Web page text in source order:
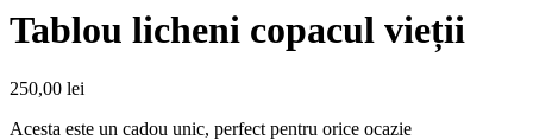
Tablou licheni copacul vieții
250,00 lei
Acesta este un cadou unic, perfect pentru orice ocazie